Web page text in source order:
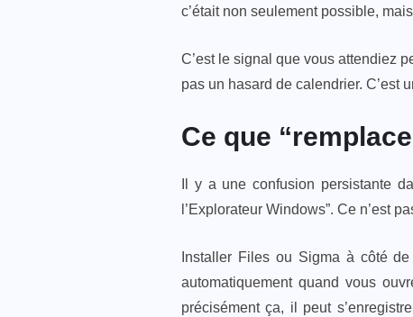
c’était non seulement possible,
C’est le signal que vous attendiez
pas un hasard de calendrier. C’est
Ce que
Il y a une confusion persistante
l’Explorateur Windows”. Ce n’est
Installer Files ou Sigma à côté
automatiquement quand vous
précisément ça, il peut